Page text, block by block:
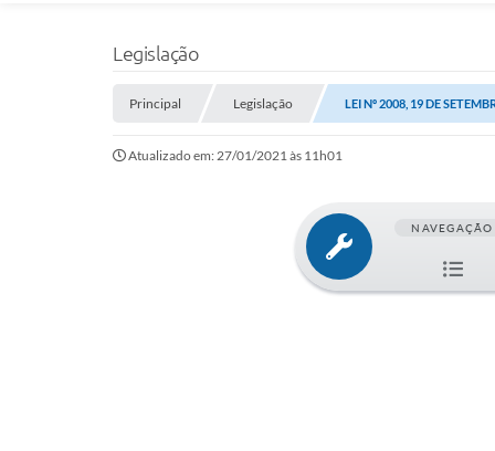
Legislação
Principal Legislação LEI Nº 2008, 19 DE
Atualizado em: 27/01/2021 às 11h01
NAVEGAÇÃO